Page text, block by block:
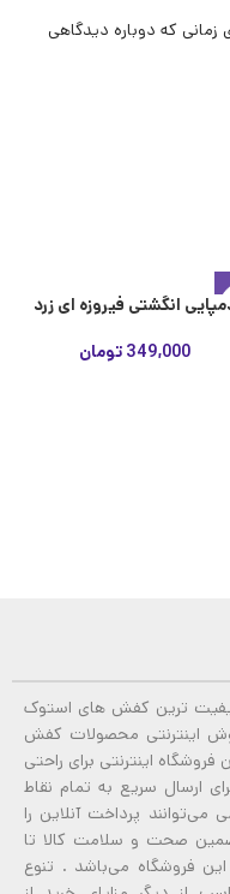
زمانی که دوباره دیدگاهی
انگشتی فیروزه ای زرد
349,000 تومان
ترین کفش های استوک
اینترنتی محصولات کفش
اینترنتی برای راحتی
ارسال سریع به تمام نقاط
پرداخت آنلاین را
صحت و سلامت کالا تا
فروشگاه می‌باشد . تنوع